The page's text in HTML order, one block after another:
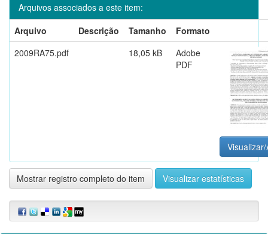
Arquivos associados a este item:
Arquivo
Descrição Tamanho
Formato
2009RA75.pdf
18,05 kB
Adobe
PDF
Mostrar registro completo do item Visualizar estatísticas